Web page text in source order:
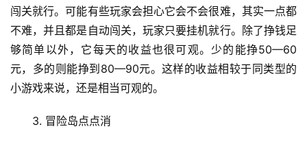
闯关就行。可能有些玩家会担心它会不会很难，其实一点都
不难，并且都是自动闯关，玩家只要挂机就行。除了挣钱足
够简单以外，它每天的收益也很可观。少的能挣50—60
元，多的则能挣到80—90元。这样的收益相较于同类型的
小游戏来说，还是相当可观的。
3. 冒险岛点点消